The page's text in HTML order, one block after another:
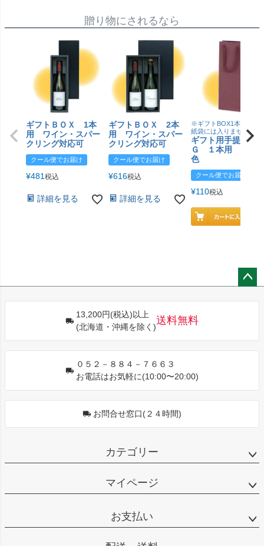
贈り物にされるなら
ギフトＢＯＸ 1本
用 ワイン・スパー
クリング対応可
クール便でお届け
¥481税込
詳細を見る
ギフトＢＯＸ 2本
用 ワイン・スパー
クリング対応可
クール便でお届け
¥616税込
詳細を見る
※ギフトBOX1本用はこ
紙袋には入りません
ギフト用手提げＢ
Ｇ １本用 エン
色
クール便でお届け
¥110税込
13,200円(税込)以上
(北海道・沖縄を除く)
送料無料
０５２－８８４－７６６３
お電話はお気軽に(10:00〜20:00)
お問合せ窓口(２４時間)
カテゴリー
マイページ
お支払い